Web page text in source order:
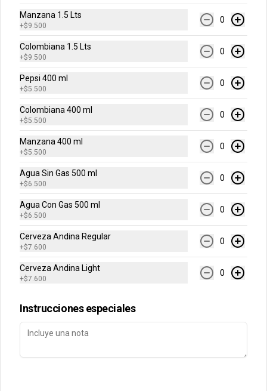
Frutas Tropicales.
Conócenos
Contacto
Términos y condiciones
Política de privacidad
Redes sociales
Instagram
Mi cuenta
Iniciar sesión
Manzana 1.5 Lts
+$9.500
0
Colombiana 1.5 Lts
+$9.500
0
Pepsi 400 ml
+$5.500
0
Colombiana 400 ml
+$5.500
0
Manzana 400 ml
+$5.500
0
Agua Sin Gas 500 ml
+$6.500
0
Agua Con Gas 500 ml
+$6.500
0
Cerveza Andina Regular
+$7.600
0
Cerveza Andina Light
+$7.600
0
Instrucciones especiales